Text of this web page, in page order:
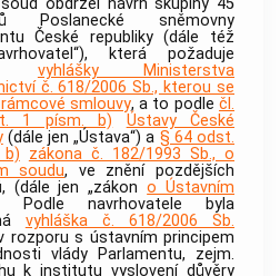
obdržel návrh skupiny 45
Poslanecké sněmovny
České republiky (dále též
která požaduje
vyhlášky Ministerstva
č. 618/2006 Sb., kterou se
smlouvy, a to podlečl.
1 písm. b)
Ústavy České
(dále jen „Ústava“) a § 64 odst.
zákona č. 182/1993 Sb., o
soudu, ve znění pozdějších
(dále jen „zákono Ústavním
Podle navrhovatele byla
vyhláška č. 618/2006 Sb.
rozporu s ústavním principem
vlády Parlamentu, zejm.
k institutu vyslovení důvěry